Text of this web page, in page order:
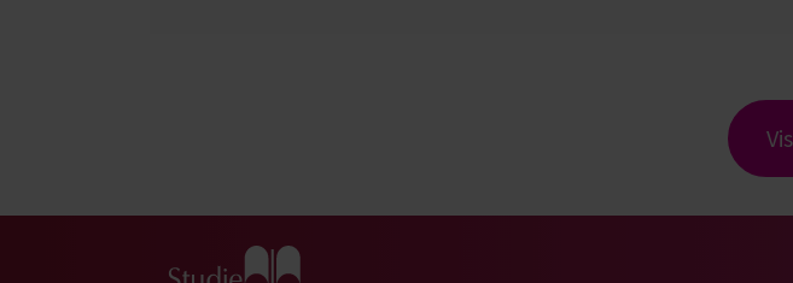
Gå till studiefrämjandets startsida